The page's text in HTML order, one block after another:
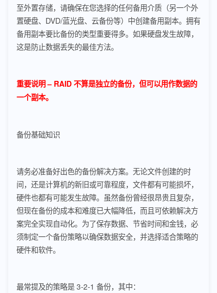
至外置存储，请确保在您选择的任何备用介质（另一个外
置硬盘、DVD/蓝光盘、云备份等）中创建备用副本。拥有
备用副本要比备份的类型重要得多。如果硬盘发生故障，
这是防止数据丢失的最佳方法。
重要说明 – RAID 不算是独立的备份，但可以用作数据的
一个副本。
备份基础知识
请务必准备好出色的备份解决方案。无论文件创建的时
间，还是计算机的新旧或可靠程度，文件都有可能损坏，
硬件也都有可能发生故障。虽然备份曾经很昂贵且复杂，
但现在备份的成本和难度已大幅降低，而且可依赖解决方
案完全实现自动化。为了保存数据、节省时间和金钱，必
须制定一个备份策略以确保数据安全，并选择适合策略的
硬件和软件。
最常提及的策略是 3-2-1 备份，其中：